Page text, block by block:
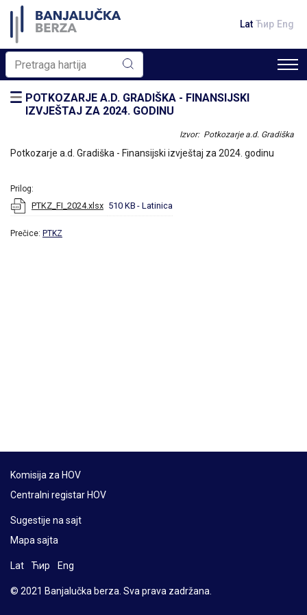
Lat Ћир Eng
POTKOZARJE A.D. GRADIŠKA - FINANSIJSKI
IZVJEŠTAJ ZA 2024. GODINU
Izvor: Potkozarje a.d. Gradiška
Potkozarje a.d. Gradiška - Finansijski izvještaj za 2024. godinu
Prilog:
PTKZ_FI_2024.xlsx 510 KB - Latinica
Prečice: PTKZ
Komisija za HOV
Centralni registar HOV
Sugestije na sajt
Mapa sajta
Lat Ћир Eng
© 2021 Banjalučka berza. Sva prava zadržana.